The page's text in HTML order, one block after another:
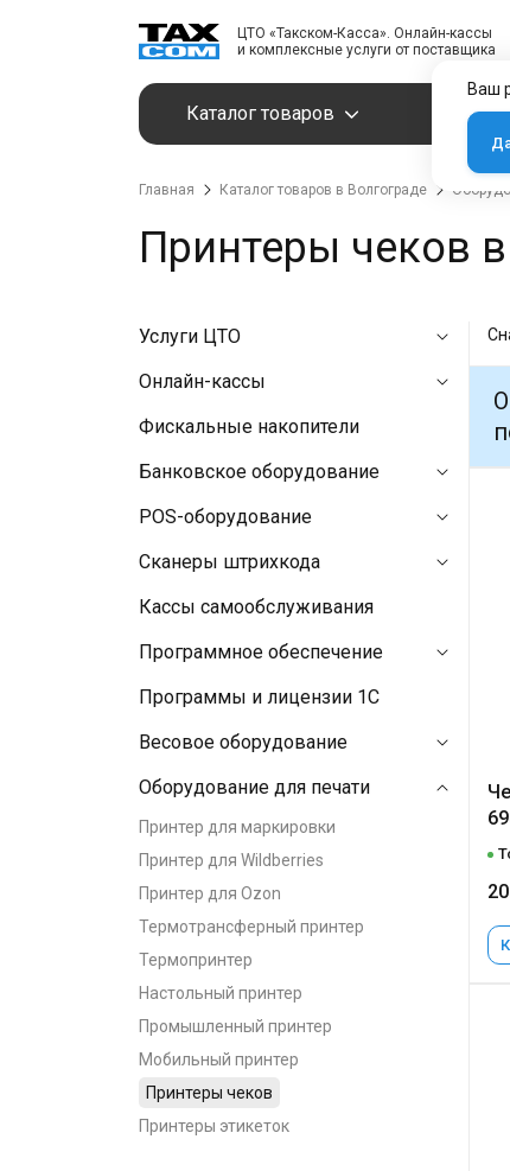
ЦТО «Такском-Касса». Онлайн-кассы
и комплексные услуги от поставщика
Ваш
Каталог товаров
Главная Каталог товаров в Волгограде
Принтеры чеков
Услуги ЦТО
Онлайн-кассы
Фискальные накопители
Банковское оборудование
POS-оборудование
Сканеры штрихкода
Кассы самообслуживания
Программное обеспечение
Программы и лицензии 1C
Весовое оборудование
Оборудование для печати
Принтер для маркировки
Принтер для Wildberries
Принтер для Ozon
Термотрансферный принтер
Термопринтер
Настольный принтер
Промышленный принтер
Мобильный принтер
Принтеры чеков
Принтеры этикеток